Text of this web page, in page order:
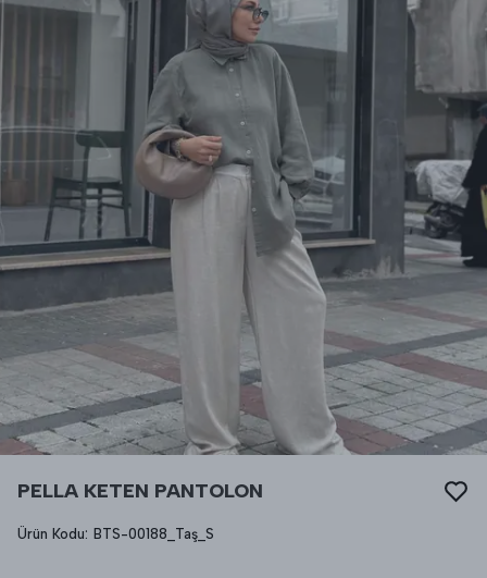
PELLA KETEN PANTOLON
Ürün Kodu: BTS-00188_Taş_S